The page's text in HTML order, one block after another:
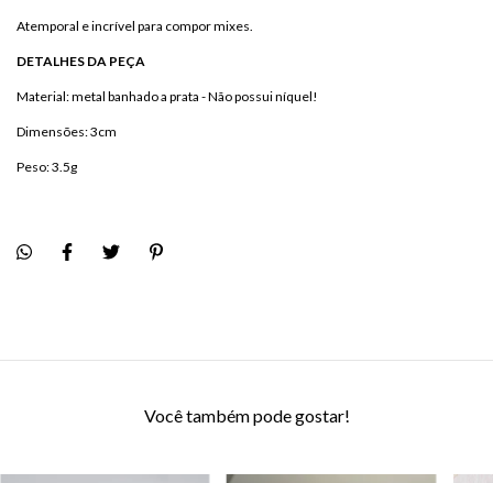
Atemporal e incrível para compor mixes.
DETALHES DA PEÇA
Material: metal banhado a prata - Não possui níquel!
Dimensões: 3cm
Peso: 3.5g
Você também pode gostar!